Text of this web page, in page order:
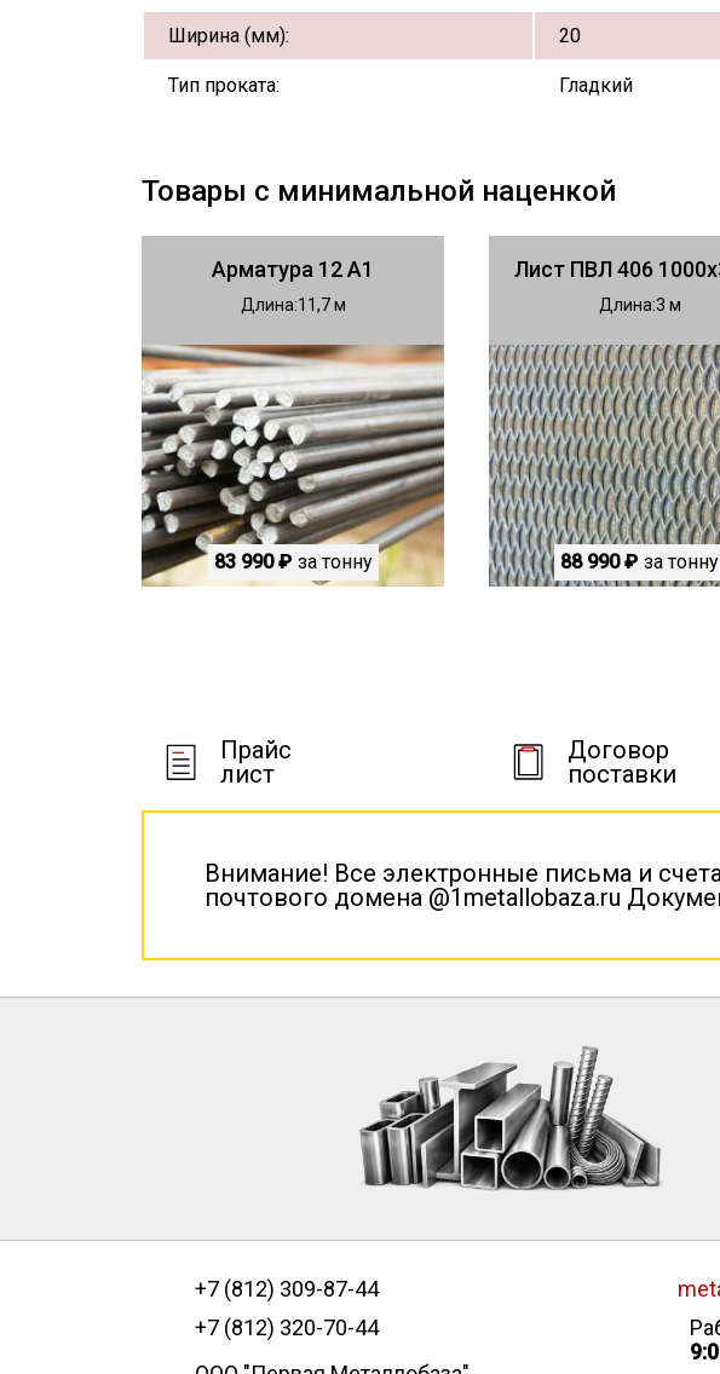
Ширина (мм): 20
Тип проката: Гладкий
Товары с минимальной наценкой
Арматура 12 А1
Длина 11,7
83 990 ₽ за тонну
Лист ПВЛ 406
Длина 3
88 990 ₽ за тонну
Прайс
лист
Договор
поставки
Внимание! Все электронные письма и
почтового домена @1metallobaza.ru
+7 (812) 309-87-44
+7 (812) 320-70-44